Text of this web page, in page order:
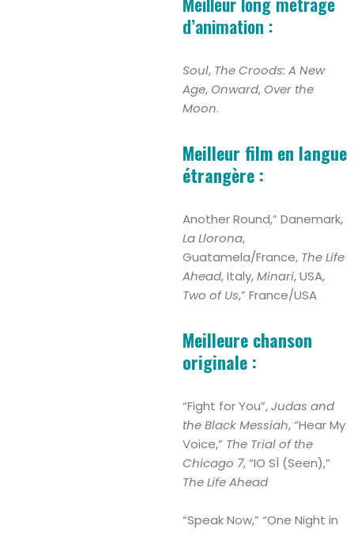
d’animation :
Soul, The Croods: A New
Age, Onward, Over the
Moon.
Meilleur film en langue
étrangère :
Another Round,” Danemark,
La Llorona,
Guatamela/France, The Life
Ahead, Italy,Minari, USA,
Two of Us,” France/USA
Meilleure chanson
originale :
“Fight for You”,Judas and
the Black Messiah, “Hear My
Voice,” The Trial of the
Chicago 7, “IO SÌ (Seen),”
The Life Ahead
“Speak Now,” “One Night in